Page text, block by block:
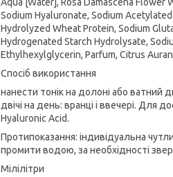
Aqua [Water], Rosa Damascena Flower
Sodium Hyaluronate, Sodium
Hydrolyzed Wheat Protein, Sodium
Hydrogenated Starch Hydrolysate,
Ethylhexylglycerin, Parfum, Citrus
Спосіб використання
нанести тонік на долоні або ватний
двічі на день: вранці і ввечері. Для
Hyaluronic Acid.
Протипоказання: індивідуальна
промити водою, за необхідності
Мілілітри